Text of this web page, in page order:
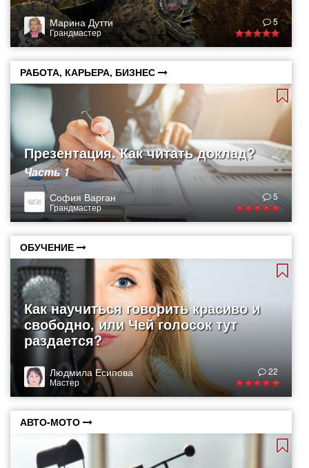
Марина Дутти
Грандмастер
5
РАБОТА, КАРЬЕРА, БИЗНЕС
Презентация. Как читать доклад?
Часть 1
София Варган
Грандмастер
5
ОБУЧЕНИЕ
Как научиться говорить красиво и
свободно, или Чей голосок тут
раздается?
Людмила Есипова
Мастер
22
АВТО-МОТО